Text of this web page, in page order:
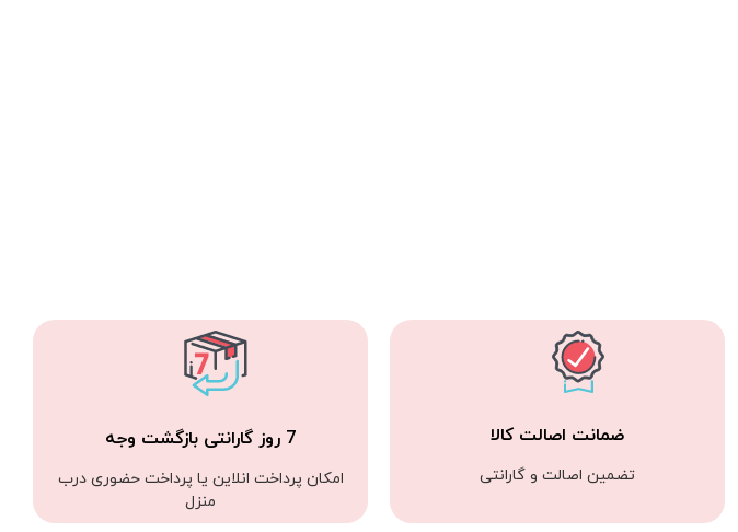
ضمانت اصالت کالا
تضمین اصالت و گارانتی
7 روز گارانتی بازگشت وجه
امکان پرداخت انلاین یا پرداخت حضوری درب
منزل